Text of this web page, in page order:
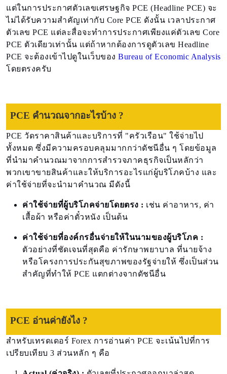
แต่ในการประกาศตัวเลขเศรษฐกิจ PCE (Headline PCE) จะ
ไม่ได้รับความสำคัญเท่ากับ Core PCE ดังนั้น เวลาประกาศ
ตัวเลข PCE แต่ละสื่อจะทำการประกาศเพียงแค่ตัวเลข Core
PCE ตัวเดียวเท่านั้น แต่ถ้าหากต้องการดูตัวเลข Headline
PCE จะต้องเข้าไปดูในเว็บของ Bureau of Economic Analysis
โดยตรงครับ
PCE คำนวณจากอะไรบ้าง ?
PCE วัดราคาสินค้าและบริการที่ "ครัวเรือน" ใช้จ่ายไป
ทั้งหมด ซึ่งมีความครอบคลุมมากกว่าดัชนีอื่น ๆ โดยข้อมูล
ที่นำมาคำนวณมาจากการสำรวจภาคธุรกิจเป็นหลักว่า
พวกเขาขายสินค้าและให้บริการอะไรแก่ผู้บริโภคบ้าง และ
ค่าใช้จ่ายที่จะนำมาคำนวณ มีดังนี้
ค่าใช้จ่ายที่ผู้บริโภคจ่ายโดยตรง : เช่น ค่าอาหาร, ค่า
เสื้อผ้า หรือค่าตั๋วหนัง เป็นต้น
ค่าใช้จ่ายที่องค์กรอื่นจ่ายให้ในนามของผู้บริโภค :
ตัวอย่างที่ชัดเจนที่สุดคือ ค่ารักษาพยาบาล ที่นายจ้าง
หรือโครงการประกันสุขภาพของรัฐจ่ายให้ ซึ่งเป็นส่วน
สำคัญที่ทำให้ PCE แตกต่างจากดัชนีอื่น
PCE อ่านค่ายังไง ?
สำหรับเทรดเดอร์ Forex การอ่านค่า PCE จะเน้นไปที่การ
เปรียบเทียบ 3 ส่วนหลัก ๆ คือ